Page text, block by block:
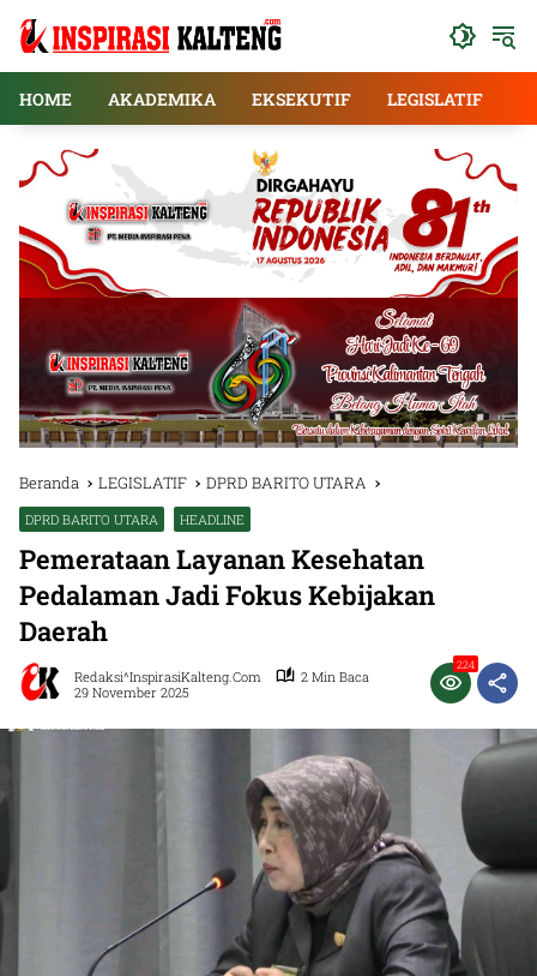
HOME
AKADEMIKA EKSEKUTIF LEGISLATIF
Beranda LEGISLATIF DPRD BARITO UTARA
DPRD BARITO UTARA HEADLINE
Pemerataan Layanan Kesehatan
Pedalaman Jadi Fokus Kebijakan
Daerah
Redaksi^InspirasiKalteng.com
2 Min Baca
29 November 2025
224